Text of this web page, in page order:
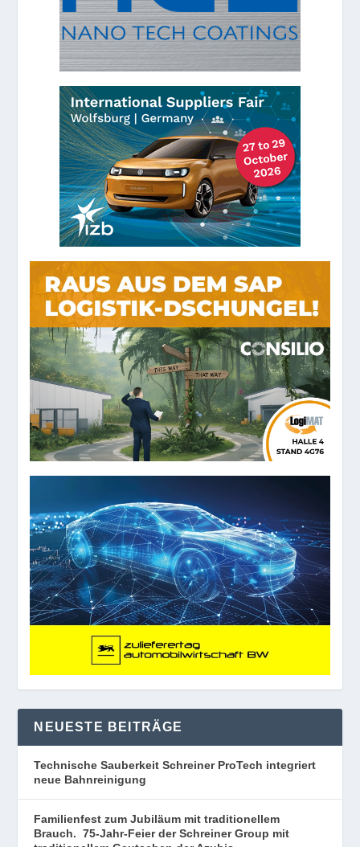
NEUESTE BEITRÄGE
Technische Sauberkeit Schreiner ProTech integriert
neue Bahnreinigung
Familienfest zum Jubiläum mit traditionellem
Brauch. 75-Jahr-Feier der Schreiner Group mit